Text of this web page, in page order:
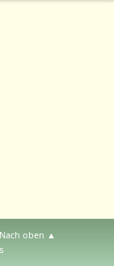
Nach oben ▲